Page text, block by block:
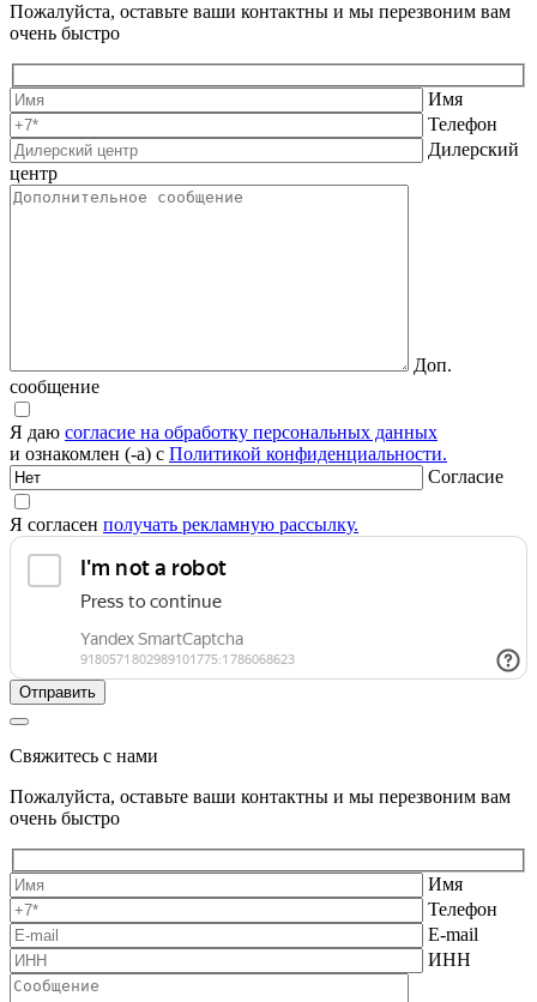
Пожалуйста, оставьте ваши контактны и мы перезвоним вам
очень быстро
Имя
Телефон
Дилерский
центр
Доп.
сообщение
Я даю согласие на обработку персональных данных
и ознакомлен (-а) с Политикой конфиденциальности.
Согласие
Я согласен получать рекламную рассылку.
Свяжитесь с нами
Пожалуйста, оставьте ваши контактны и мы перезвоним вам
очень быстро
Имя
Телефон
E-mail
ИНН